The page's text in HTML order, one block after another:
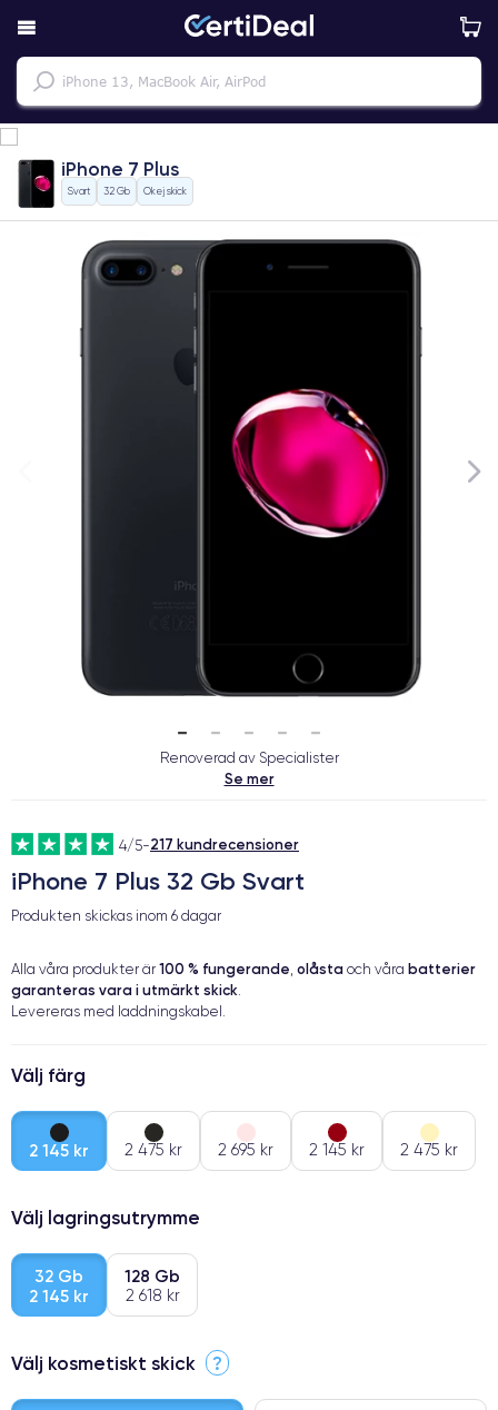
iPhone 7 Plus
Svart 32 Gb Okej skick
Renoverad av Specialister
Se mer
4/5-217 kundrecensioner
iPhone 7 Plus 32 Gb Svart
Produkten skickas inom 6 dagar
Alla våra produkter är 100 % fungerande, olåsta och våra batterier
garanteras vara i utmärkt skick.
Levereras med laddningskabel.
Välj färg
2 145 kr 2 475 kr 2 695 kr 2 145 kr 2 475 kr
Välj lagringsutrymme
32 Gb
2 145 kr
128 Gb
2 618 kr
Välj kosmetiskt skick ?